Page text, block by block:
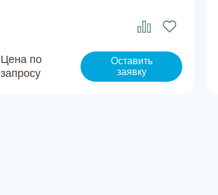
Цена по
запросу
Оставить
заявку